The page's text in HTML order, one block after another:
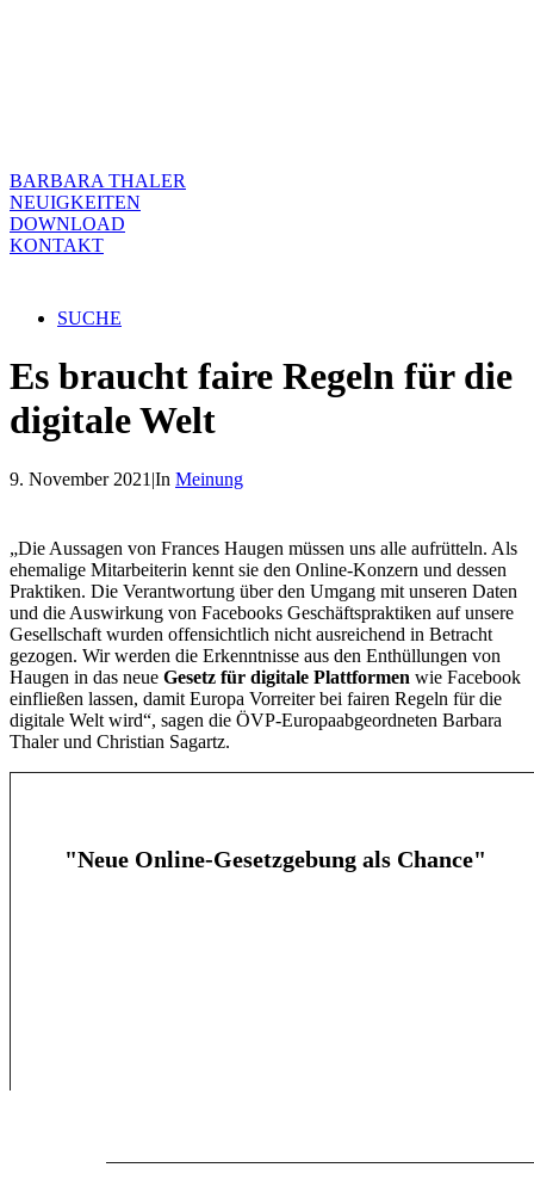
BARBARA THALER
NEUIGKEITEN
DOWNLOAD
KONTAKT
SUCHE
Es braucht faire Regeln für die
digitale Welt
9. November 2021 |In Meinung
„Die Aussagen von Frances Haugen müssen uns alle aufrütteln. Als
ehemalige Mitarbeiterin kennt sie den Online-Konzern und dessen
Praktiken. Die Verantwortung über den Umgang mit unseren Daten
und die Auswirkung von Facebooks Geschäftspraktiken auf unsere
Gesellschaft wurden offensichtlich nicht ausreichend in Betracht
gezogen. Wir werden die Erkenntnisse aus den Enthüllungen von
Haugen in das neue Gesetz für digitale Plattformen wie Facebook
einfließen lassen, damit Europa Vorreiter bei fairen Regeln für die
digitale Welt wird“, sagen die ÖVP-Europaabgeordneten Barbara
Thaler und Christian Sagartz.
"Neue Online-Gesetzgebung als Chance"